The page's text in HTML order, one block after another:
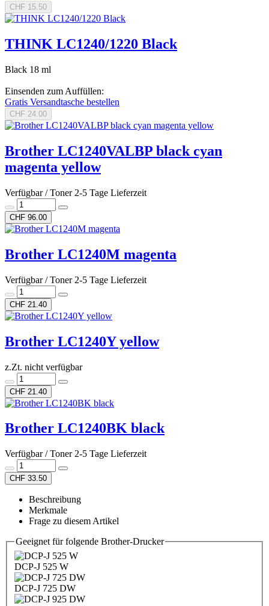
CHF 15.50
THINK LC1240/1220 Black
Black 18 ml
Einsenden zum Auffüllen:
Gratis Versandtasche bestellen
CHF 24.00
Brother LC1240VALBP black cyan
magenta yellow
Verfügbar / Toner 2-5 Tage Lieferzeit
CHF 96.00
Brother LC1240M magenta
Verfügbar / Toner 2-5 Tage Lieferzeit
CHF 21.40
Brother LC1240Y yellow
z.Zt. nicht verfügbar
CHF 21.40
Brother LC1240BK black
Verfügbar / Toner 2-5 Tage Lieferzeit
CHF 33.50
Beschreibung
Merkmale
Frage zu diesem Artikel
Geeignet für folgende Brother-Drucker
DCP-J 525 W
DCP-J 725 DW